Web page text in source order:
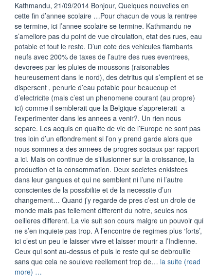
Kathmandu, 21/09/2014 Bonjour, Quelques nouvelles en
cette fin d’annee scolaire …Pour chacun de vous la rentree
se termine, ici l’annee scolaire se termine. Kathmandu ne
s’ameliore pas du point de vue circulation, etat des rues, eau
potable et tout le reste. D’un cote des vehicules flambants
neufs avec 200% de taxes de l’autre des rues eventrees,
devorees par les pluies de moussons (raisonables
heureusement dans le nord), des detritus qui s’empilent et se
dispersent , penurie d’eau potable pour beaucoup et
d’electricite (mais c’est un phenomene courant (au propre)
ici) comme il semblerait que la Belgique s’appreterait a
l’experimenter dans les annees a venir?. Un rien nous
separe. Les acquis en qualite de vie de l’Europe ne sont pas
tres loin d’un effondrement si l’on y prend garde alors que
nous sommes a des annees de progres sociaux par rapport
a ici. Mais on continue de s’illusionner sur la croissance, la
production et la consommation. Deux societes enkistees
dans leur gangues et qui ne semblent ni l’une ni l’autre
conscientes de la possibilite et de la necessite d’un
changement… Quand j’y regarde de pres c’est un drole de
monde mais pas tellement different du notre, seules nos
oeilleres different. La vie suit son cours malgre un pouvoir qui
ne s’en inquiete pas trop. A l’encontre de regimes plus ‘forts’,
ici c’est un peu le laisser vivre et laisser mourir a l’Indienne.
Ceux qui sont au-dessus et puis le reste qui se debrouille
sans que cela ne souleve reellement trop de… la suite (read
more) …